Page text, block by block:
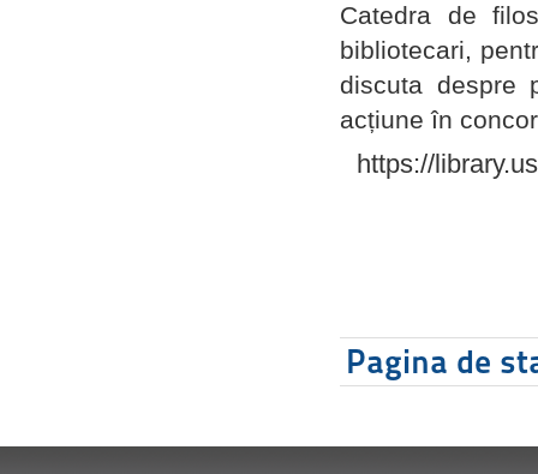
Catedra de
bibliotecari,
discuta despre
acțiune în
https://
Pagina de